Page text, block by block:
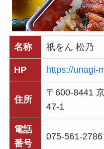
名称 祇をん 松乃
HP https://unagi-
住所
〒600-8441
47-1
電話
番号
075-561-2786